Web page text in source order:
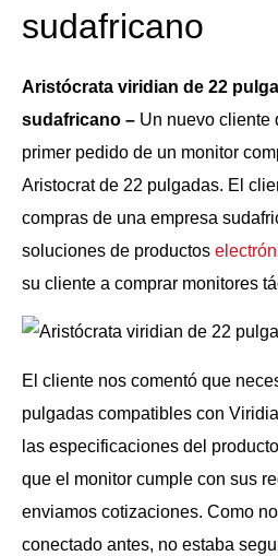
sudafricano
Aristócrata viridian de 22
sudafricano – Un nuevo cliente
primer pedido de un monitor
Aristocrat de 22 pulgadas. El
compras de una empresa
soluciones de productos
su cliente a comprar monitores
El cliente nos comentó que
pulgadas compatibles con
las especificaciones del
que el monitor cumple con sus
enviamos cotizaciones. Como
conectado antes, no estaba